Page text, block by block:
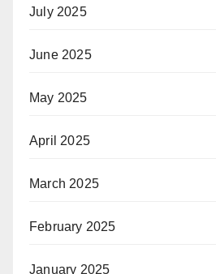
July 2025
June 2025
May 2025
April 2025
March 2025
February 2025
January 2025